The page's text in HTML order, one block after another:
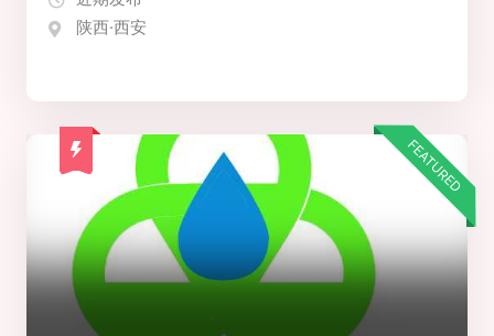
陕西·西安
FEATURED